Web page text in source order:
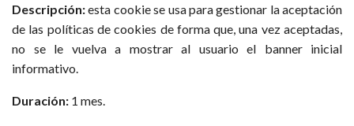
Descripción:esta cookie se usa para gestionar la aceptación
de las políticas de cookies de forma que, una vez aceptadas,
no se le vuelva a mostrar al usuario el banner inicial
informativo.
Duración: 1 mes.